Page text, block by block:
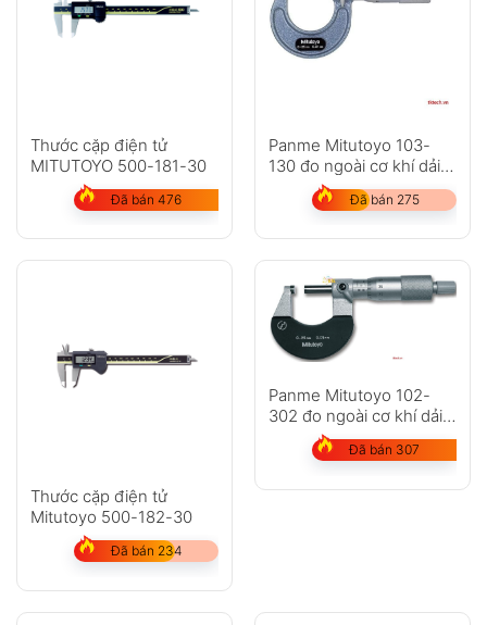
Thước cặp điện tử
MITUTOYO 500-181-30
Đã bán 476
Panme Mitutoyo 103-
130 đo ngoài cơ khí dải
đo 25-50mm
Đã bán 275
Thước cặp điện tử
Mitutoyo 500-182-30
Đã bán 234
Panme Mitutoyo 102-
302 đo ngoài cơ khí dải
đo 25-50mm
Đã bán 307